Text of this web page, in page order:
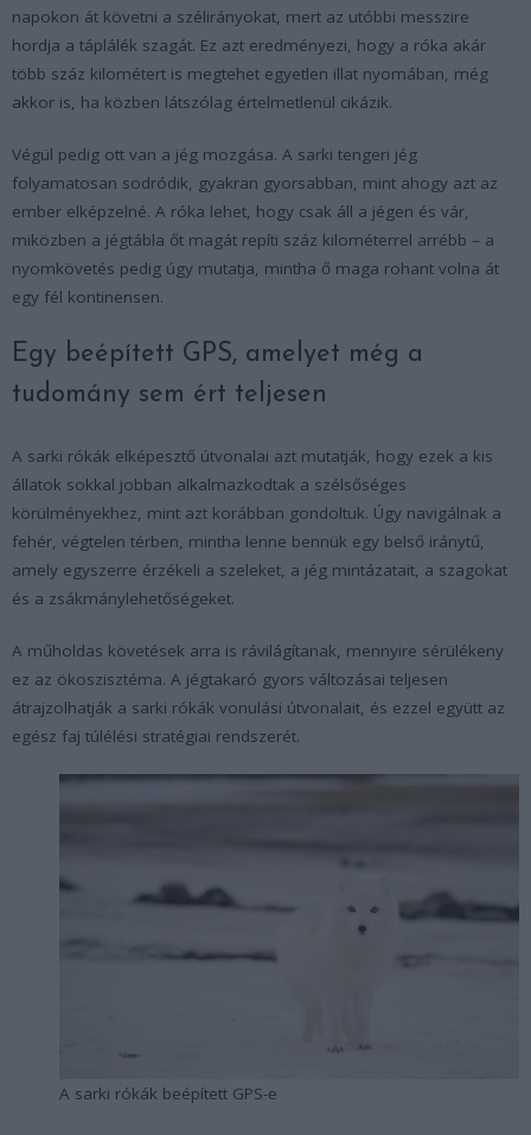
napokon át követni a szélirányokat, mert az utóbbi messzire
hordja a táplálék szagát. Ez azt eredményezi, hogy a róka akár
több száz kilométert is megtehet egyetlen illat nyomában, még
akkor is, ha közben látszólag értelmetlenül cikázik.
Végül pedig ott van a jég mozgása. A sarki tengeri jég
folyamatosan sodródik, gyakran gyorsabban, mint ahogy azt az
ember elképzelné. A róka lehet, hogy csak áll a jégen és vár,
miközben a jégtábla őt magát repíti száz kilométerrel arrébb – a
nyomkövetés pedig úgy mutatja, mintha ő maga rohant volna át
egy fél kontinensen.
Egy beépített GPS, amelyet még a
tudomány sem ért teljesen
A sarki rókák elképesztő útvonalai azt mutatják, hogy ezek a kis
állatok sokkal jobban alkalmazkodtak a szélsőséges
körülményekhez, mint azt korábban gondoltuk. Úgy navigálnak a
fehér, végtelen térben, mintha lenne bennük egy belső iránytű,
amely egyszerre érzékeli a szeleket, a jég mintázatait, a szagokat
és a zsákmánylehetőségeket.
A műholdas követések arra is rávilágítanak, mennyire sérülékeny
ez az ökoszisztéma. A jégtakaró gyors változásai teljesen
átrajzolhatják a sarki rókák vonulási útvonalait, és ezzel együtt az
egész faj túlélési stratégiai rendszerét.
A sarki rókák beépített GPS-e